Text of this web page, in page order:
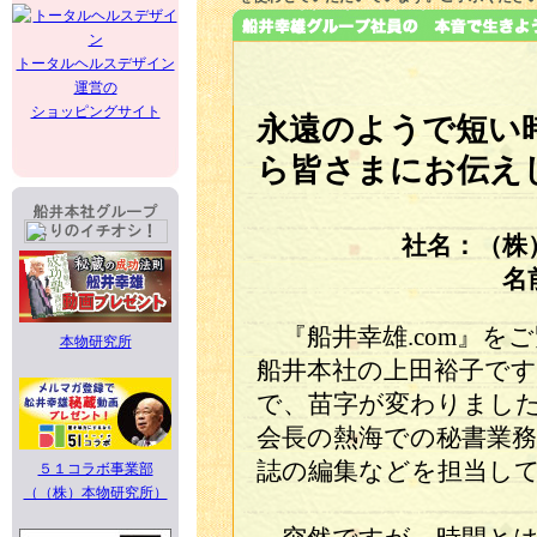
トータルヘルスデザイン
運営の
ショッピングサイト
本物研究所
５１コラボ事業部
（（株）本物研究所）
永遠のようで短
ら皆さまにお伝え
社名：（
名
『船井幸雄.com』を
船井本社の上田裕子で
で、苗字が変わりまし
会長の熱海での秘書業
誌の編集などを担当し